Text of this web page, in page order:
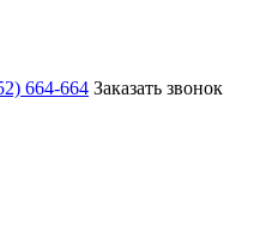
664-664 Заказать звонок